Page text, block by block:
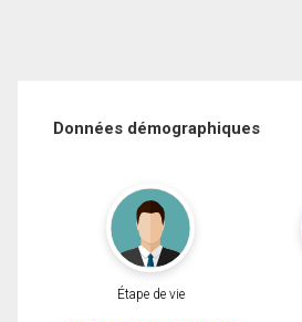
Données démographiques
Étape de vie